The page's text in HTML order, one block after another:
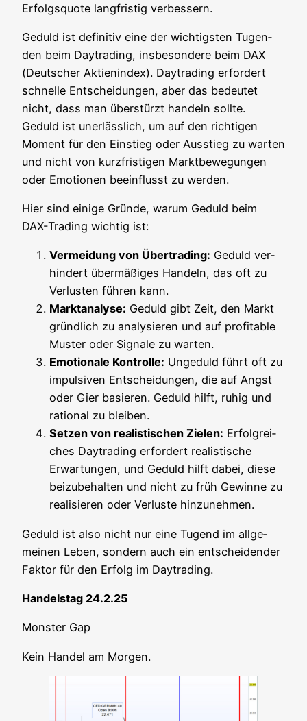
Erfolgs­quo­te lang­fris­tig verbessern.
Geduld ist defi­ni­tiv eine der wich­tigs­ten Tugen­
den beim Day­tra­ding, ins­be­son­de­re beim DAX
(Deut­scher Akti­en­in­dex). Day­tra­ding erfor­dert
schnel­le Ent­schei­dun­gen, aber das bedeu­tet
nicht, dass man über­stürzt han­deln soll­te.
Geduld ist uner­läss­lich, um auf den rich­ti­gen
Moment für den Ein­stieg oder Aus­stieg zu war­ten
und nicht von kurz­fris­ti­gen Markt­be­we­gun­gen
oder Emo­tio­nen beein­flusst zu werden.
Hier sind eini­ge Grün­de, war­um Geduld beim
DAX-Tra­ding wich­tig ist:
Ver­mei­dung von Über­tra­ding: Geduld ver­
hin­dert über­mä­ßi­ges Han­deln, das oft zu
Ver­lus­ten füh­ren kann.
Markt­ana­ly­se: Geduld gibt Zeit, den Markt
gründ­lich zu ana­ly­sie­ren und auf pro­fi­ta­ble
Mus­ter oder Signa­le zu warten.
Emo­tio­na­le Kon­trol­le: Unge­duld führt oft zu
impul­si­ven Ent­schei­dun­gen, die auf Angst
oder Gier basie­ren. Geduld hilft, ruhig und
ratio­nal zu bleiben.
Set­zen von rea­lis­ti­schen Zie­len: Erfolg­rei­
ches Day­tra­ding erfor­dert rea­lis­ti­sche
Erwar­tun­gen, und Geduld hilft dabei, die­se
bei­zu­be­hal­ten und nicht zu früh Gewin­ne zu
rea­li­sie­ren oder Ver­lus­te hinzunehmen.
Geduld ist also nicht nur eine Tugend im all­ge­
mei­nen Leben, son­dern auch ein ent­schei­den­der
Fak­tor für den Erfolg im Daytrading.
Han­dels­tag 24.2.25
Mons­ter Gap
Kein Han­del am Morgen.